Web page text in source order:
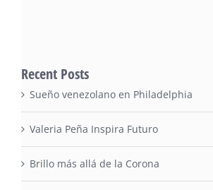
Recent Posts
Sueño venezolano en Philadelphia
Valeria Peña Inspira Futuro
Brillo más allá de la Corona